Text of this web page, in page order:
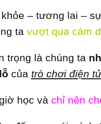
– tương lai –
ta vượt qua cám
trọng là chúng ta
của trò chơi điện tử
học và chỉ nên